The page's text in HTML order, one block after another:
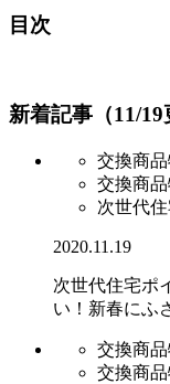
目次
新着記事（11/19
交換商品
交換商
次世代
2020.11.19
次世代住宅ポ
い！新春にふ
交換商
交換商品